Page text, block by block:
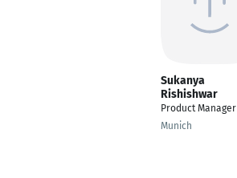
Sukanya
Rishishwar
Product Manager
Munich